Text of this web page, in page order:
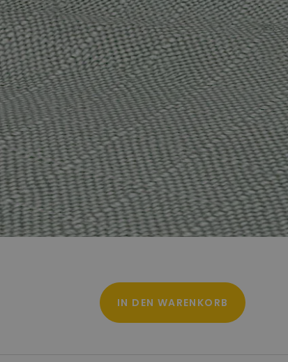
IN DEN WARENKORB